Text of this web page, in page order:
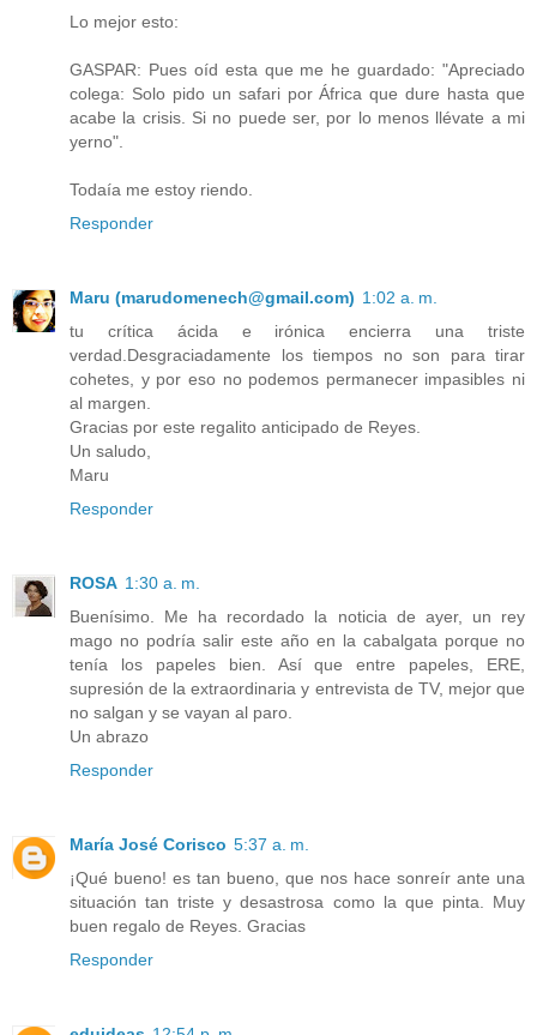
Lo mejor esto:
GASPAR: Pues oíd esta que me he guardado: "Apreciado
colega: Solo pido un safari por África que dure hasta que
acabe la crisis. Si no puede ser, por lo menos llévate a mi
yerno".
Todaía me estoy riendo.
Responder
Maru (marudomenech@gmail.com) 1:02 a. m.
tu crítica ácida e irónica encierra una triste
verdad.Desgraciadamente los tiempos no son para tirar
cohetes, y por eso no podemos permanecer impasibles ni
al margen.
Gracias por este regalito anticipado de Reyes.
Un saludo,
Maru
Responder
ROSA 1:30 a. m.
Buenísimo. Me ha recordado la noticia de ayer, un rey
mago no podría salir este año en la cabalgata porque no
tenía los papeles bien. Así que entre papeles, ERE,
supresión de la extraordinaria y entrevista de TV, mejor que
no salgan y se vayan al paro.
Un abrazo
Responder
María José Corisco 5:37 a. m.
¡Qué bueno! es tan bueno, que nos hace sonreír ante una
situación tan triste y desastrosa como la que pinta. Muy
buen regalo de Reyes. Gracias
Responder